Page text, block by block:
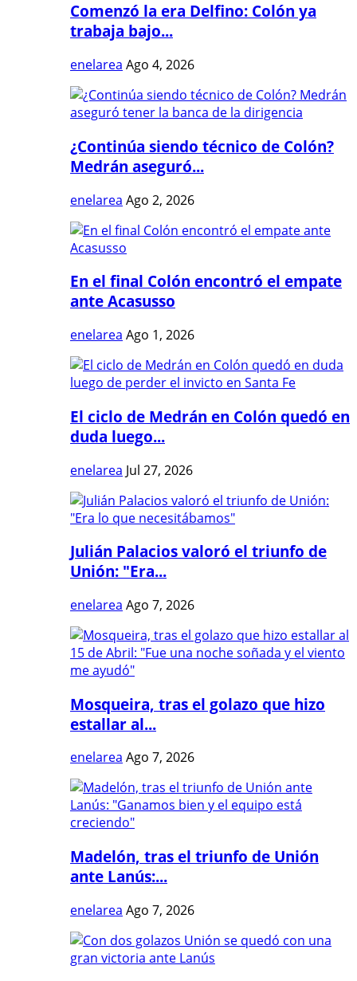
Comenzó la era Delfino: Colón ya
trabaja bajo...
enelarea Ago 4, 2026
¿Continúa siendo técnico de Colón?
Medrán aseguró...
enelarea Ago 2, 2026
En el final Colón encontró el empate
ante Acasusso
enelarea Ago 1, 2026
El ciclo de Medrán en Colón quedó en
duda luego...
enelarea Jul 27, 2026
Julián Palacios valoró el triunfo de
Unión: "Era...
enelarea Ago 7, 2026
Mosqueira, tras el golazo que hizo
estallar al...
enelarea Ago 7, 2026
Madelón, tras el triunfo de Unión
ante Lanús:...
enelarea Ago 7, 2026